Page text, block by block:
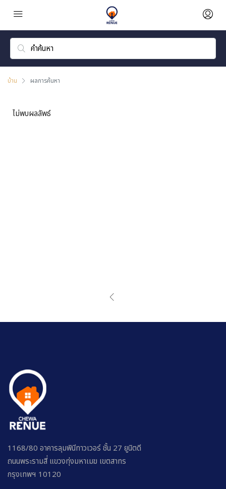
บ้าน ผลการค้นหา
ไม่พบผลลัพธ์
1168/80 อาคารลุมพินีทาวเวอร์ ชั้น 27 ยูนิตดี
ถนนพระรามสี่ แขวงทุ่งมหาเมฆ เขตสาทร
กรุงเทพฯ 10120